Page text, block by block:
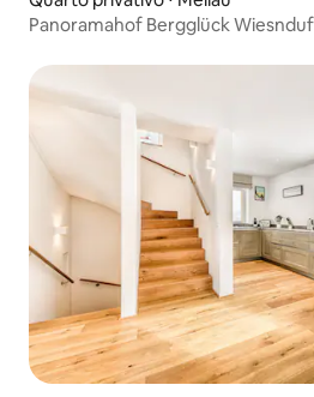
Panoramahof Bergglück